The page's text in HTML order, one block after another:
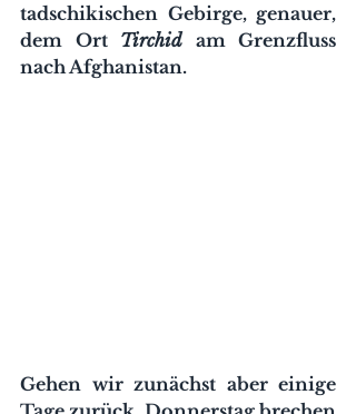
tadschikischen Gebirge, genauer,
dem Ort Tirchid am Grenzfluss
nach Afghanistan.
Gehen wir zunächst aber einige